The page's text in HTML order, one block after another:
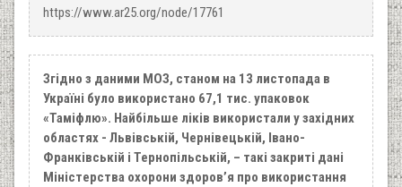
https://www.ar25.org/node/17761
Згідно з даними МОЗ, станом на 13 листопада в
Україні було використано 67,1 тис. упаковок
«Таміфлю». Найбільше ліків використали у західних
областях - Львівській, Чернівецькій, Івано-
Франківській і Тернопільській, – такі закриті дані
Міністерства охорони здоров’я про використання